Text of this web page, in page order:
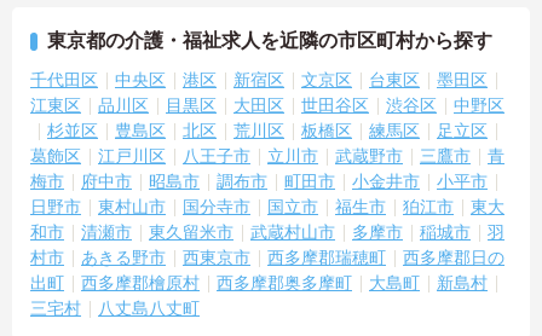
東京都の介護・福祉求人を近隣の市区町村から探す
千代田区 中央区 港区 新宿区 文京区 台東区
墨田区
江東区
品川区 目黒区 大田区 世田谷区 渋谷区
中野区
杉並区
豊島区 北区 荒川区 板橋区 練馬区
足立区
葛飾区
江戸川区 八王子市 立川市 武蔵野市 三鷹市
青
梅市
府中市 昭島市 調布市 町田市 小金井市
小平市
日野市
東村山市 国分寺市 国立市 福生市 狛江市
東大
和市
清瀬市 東久留米市 武蔵村山市 多摩市 稲城市
羽
村市
あきる野市 西東京市 西多摩郡瑞穂町
西多摩郡日の
出町
西多摩郡檜原村 西多摩郡奥多摩町 大島町
新島村
三宅村
八丈島八丈町